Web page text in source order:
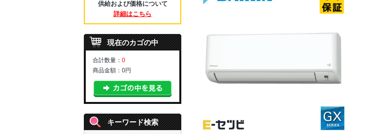
供給および価格について
詳細はこちら
現在のカゴの中
合計数量： 0
商品金額： 0円
キーワード検索